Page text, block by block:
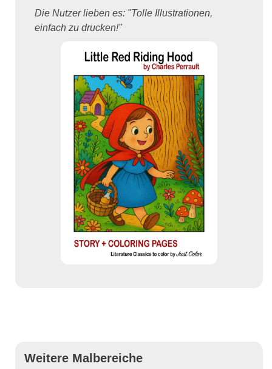
Die Nutzer lieben es: "Tolle Illustrationen,
einfach zu drucken!"
Weitere Malbereiche